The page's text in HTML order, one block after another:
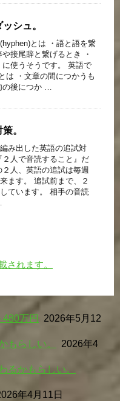
シュ。
とは ・語と語を繋
接尾辞と繋げるとき ・
使うそうです。 英語で
は ・文章の間につかうも
後につか …
。
み出した英語の追試対
人で音読すること』だ
人、英語の追試は毎週
ます。 追試前まで、２
ています。 相手の音読
されます。
万円
2026年5月12
もらしい。
2026年4
るかもらしい。
年4月11日